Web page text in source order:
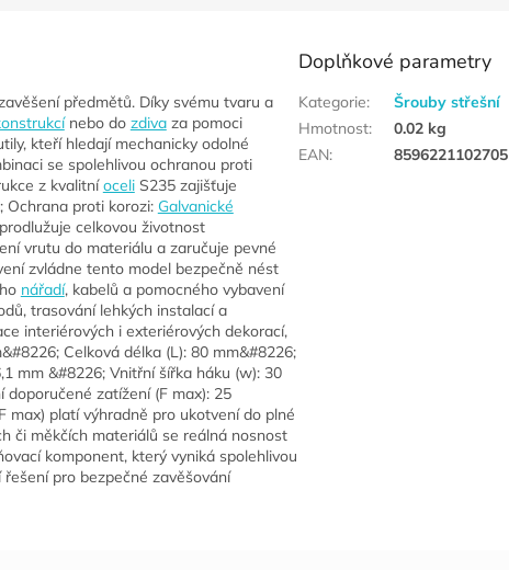
předmětů. Díky svému tvaru a
nebo do zdivaza pomoci
kteří hledají mechanicky odolné
se spolehlivou ochranou proti
z kvalitníoceliS235 zajišťuje
Ochrana proti korozi: Galvanické
celkovou životnost
vrutu do materiálu a zaručuje pevné
zvládne tento model bezpečně nést
nářadí, kabelů a pomocného vybavení
trasování lehkých instalací a
interiérových i exteriérových dekorací,
Celková délka (L): 80 mm&#8226;
mm &#8226; Vnitřní šířka háku (w): 30
zatížení (F max): 25
max) platí výhradně pro ukotvení do plné
či měkčích materiálů se reálná nosnost
komponent, který vyniká spolehlivou
pro bezpečné zavěšování
Doplňkové parametry
Kategorie:
Šrouby střešní
Hmotnost:
0.02 kg
EAN: 8596221102705